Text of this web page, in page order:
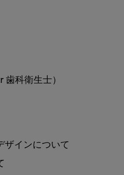
歯科衛生士）
ザインについて